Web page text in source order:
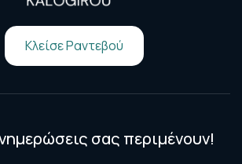
Κλείσε Ραντεβού
σας περιμένουν!